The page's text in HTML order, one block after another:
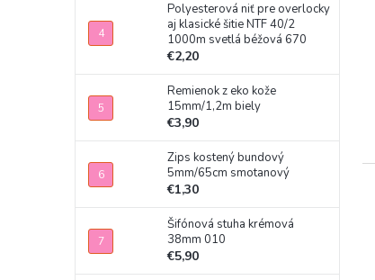
Polyesterová niť pre overlocky
aj klasické šitie NTF 40/2
1000m svetlá béžová 670
€2,20
Remienok z eko kože
15mm/1,2m biely
€3,90
Zips kostený bundový
5mm/65cm smotanový
€1,30
Šifónová stuha krémová
38mm 010
€5,90